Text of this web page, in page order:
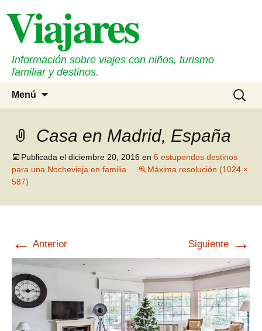
contenido
Viajares
Información sobre viajes con niños, turismo
familiar y destinos.
Menú
Casa en Madrid, España
Publicada el diciembre 20, 2016 en 6 estupendos destinos
para una Nochevieja en familia
Máxima resolución (1024 ×
587)
← Anterior Siguiente →